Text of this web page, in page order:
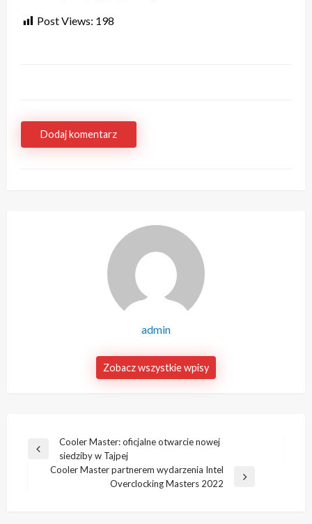
Post Views: 198
Dodaj komentarz
admin
Zobacz wszystkie wpisy
Nawigacja
wpisu
Poprzedni
Cooler Master: oficjalne otwarcie nowej
siedziby w Tajpej
Cooler Master partnerem wydarzenia Intel
Overclocking Masters 2022